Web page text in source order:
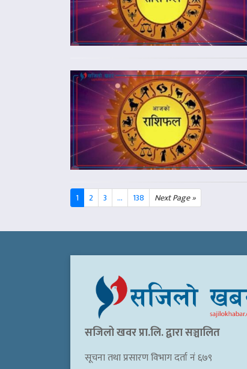
1 2 3 ... 138 Next Page »
सजिलो खवर प्रा.लि. द्वारा सञ्चालित
सूचना तथा प्रसारण विभाग दर्ता नं ६७९